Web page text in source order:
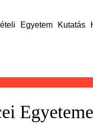
Egyetem Kutatás